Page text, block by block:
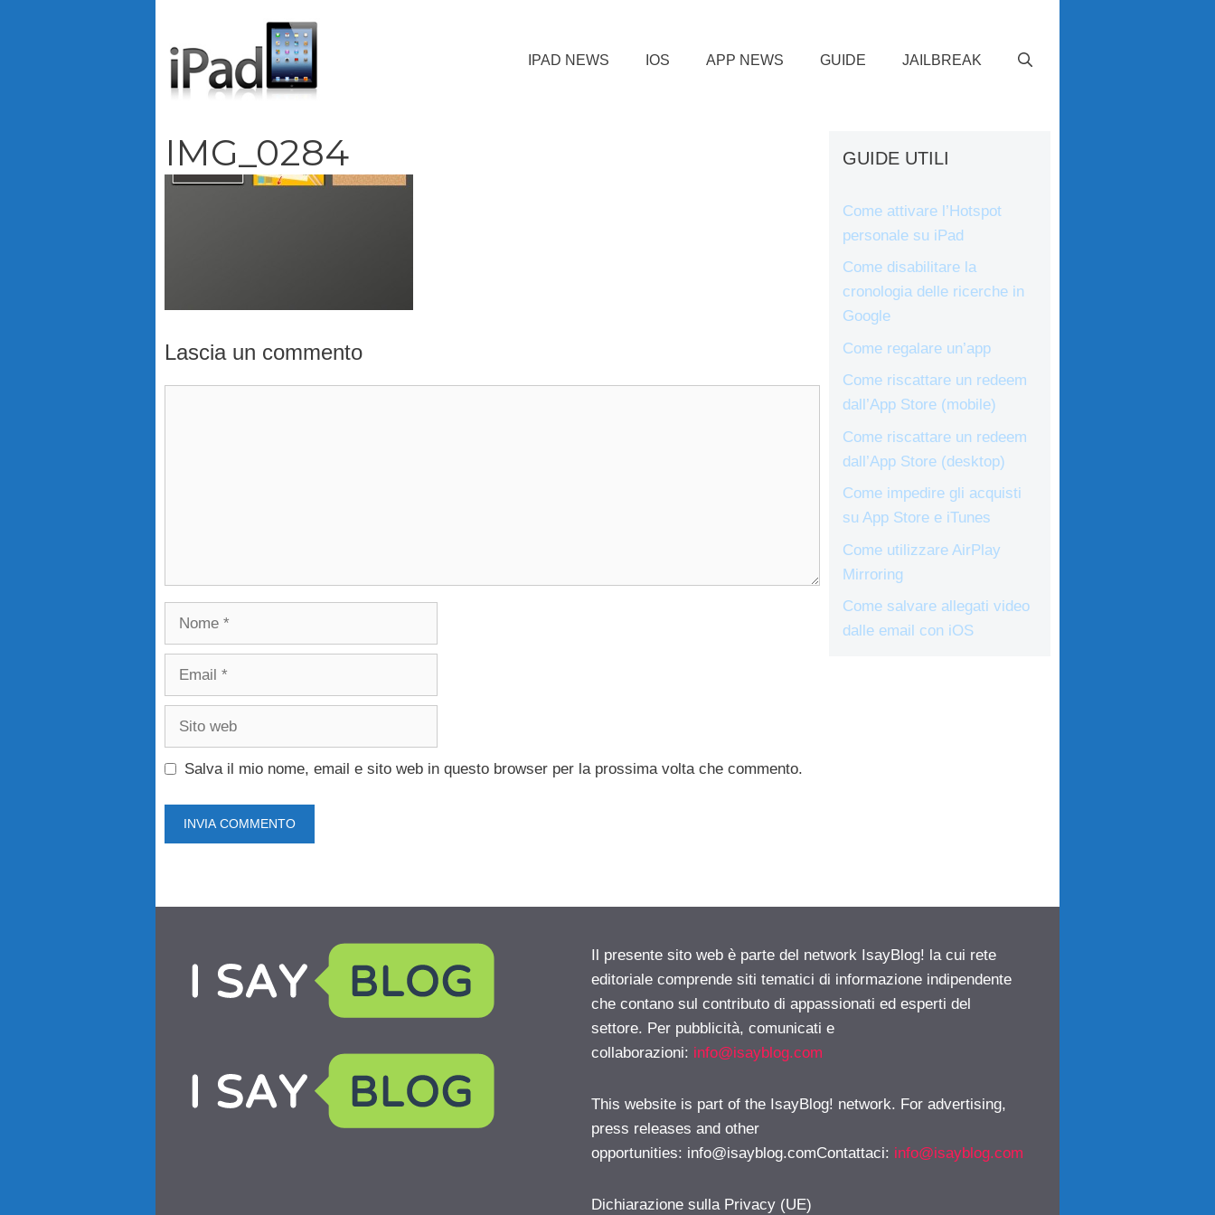
IPAD NEWS IOS APP NEWS GUIDE JAILBREAK
IMG_0284
Lascia un commento
Nome
Email
Sito
Salva il mio nome, email e sito web in questo browser per la prossima volta che commento.
GUIDE UTILI
Come attivare l’Hotspot
personale su iPad
Come disabilitare la
cronologia delle ricerche in
Google
Come regalare un’app
Come riscattare un redeem
dall’App Store (mobile)
Come riscattare un redeem
dall’App Store (desktop)
Come impedire gli acquisti
su App Store e iTunes
Come utilizzare AirPlay
Mirroring
Come salvare allegati video
dalle email con iOS
Il presente sito web è parte del network IsayBlog! la cui rete
editoriale comprende siti tematici di informazione indipendente
che contano sul contributo di appassionati ed esperti del
settore. Per pubblicità, comunicati e
collaborazioni: info@isayblog.com
This website is part of the IsayBlog! network. For advertising,
press releases and other
opportunities: info@isayblog.comContattaci: info@isayblog.com
Dichiarazione sulla Privacy (UE)